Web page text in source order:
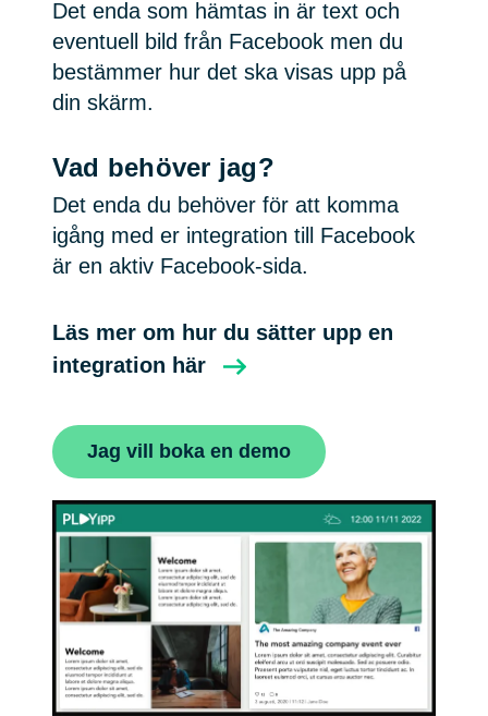
Det enda som hämtas in är text och
eventuell bild från Facebook men du
bestämmer hur det ska visas upp på
din skärm.
Vad behöver jag?
Det enda du behöver för att komma
igång med er integration till Facebook
är en aktiv Facebook-sida.
Läs mer om hur du sätter upp en
integration här
Jag vill boka en demo